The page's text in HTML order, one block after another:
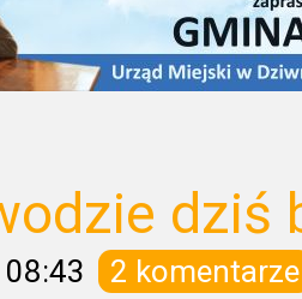
dziś
08:43 2 komentarze